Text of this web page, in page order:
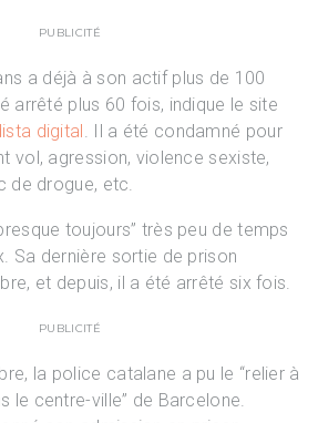
PUBLICITÉ
a déjà à son actif plus de 100
arrêté plus 60 fois, indique le site
digital. Il a été condamné pour
vol, agression, violence sexiste,
de drogue, etc.
toujours” très peu de temps
Sa dernière sortie de prison
et depuis, il a été arrêté six fois.
PUBLICITÉ
la police catalane a pu le “relier à
le centre-ville” de Barcelone.